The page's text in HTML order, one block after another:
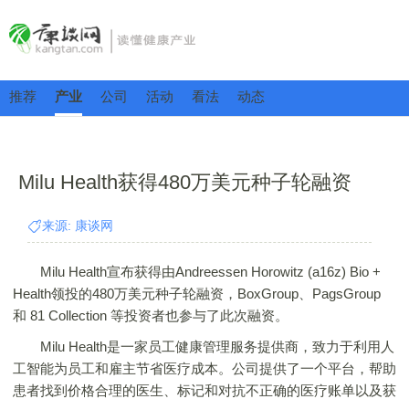
推荐 产业 公司 活动 看法 动态
Milu Health获得480万美元种子轮融资
来源: 康谈网
Milu Health宣布获得由Andreessen Horowitz (a16z) Bio +
Health领投的480万美元种子轮融资，BoxGroup、PagsGroup
和 81 Collection 等投资者也参与了此次融资。
Milu Health是一家员工健康管理服务提供商，致力于利用人
工智能为员工和雇主节省医疗成本。公司提供了一个平台，帮助
患者找到价格合理的医生、标记和对抗不正确的医疗账单以及获